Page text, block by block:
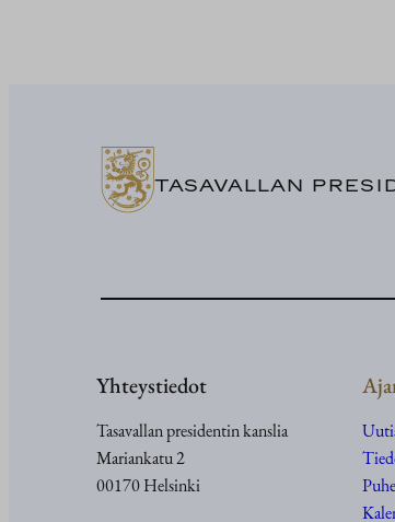
TASAVALLAN
Yhteystiedot
Tasavallan presidentin kanslia
Mariankatu 2
00170 Helsinki